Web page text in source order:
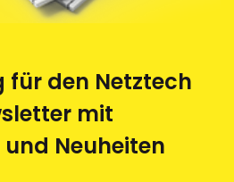
für den Netztech
mit
Neuheiten